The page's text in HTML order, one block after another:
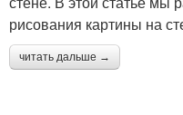
рисования картины на
читать дальше →